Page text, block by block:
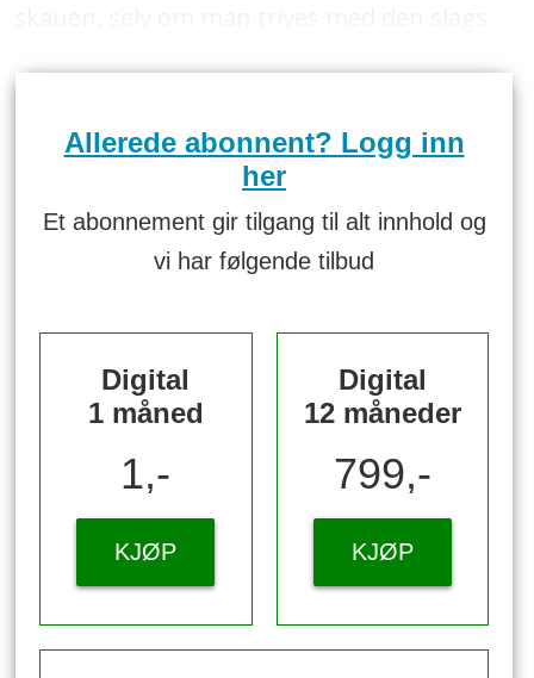
Allerede abonnent? Logg inn
her
Et abonnement gir tilgang til alt innhold og
vi har følgende tilbud
Digital
1 måned
1,-
KJØP
Digital
12 måneder
799,-
KJØP